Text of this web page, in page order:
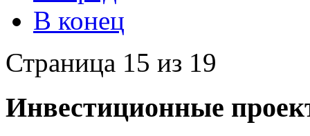
В конец
Страница 15 из 19
Инвестиционные